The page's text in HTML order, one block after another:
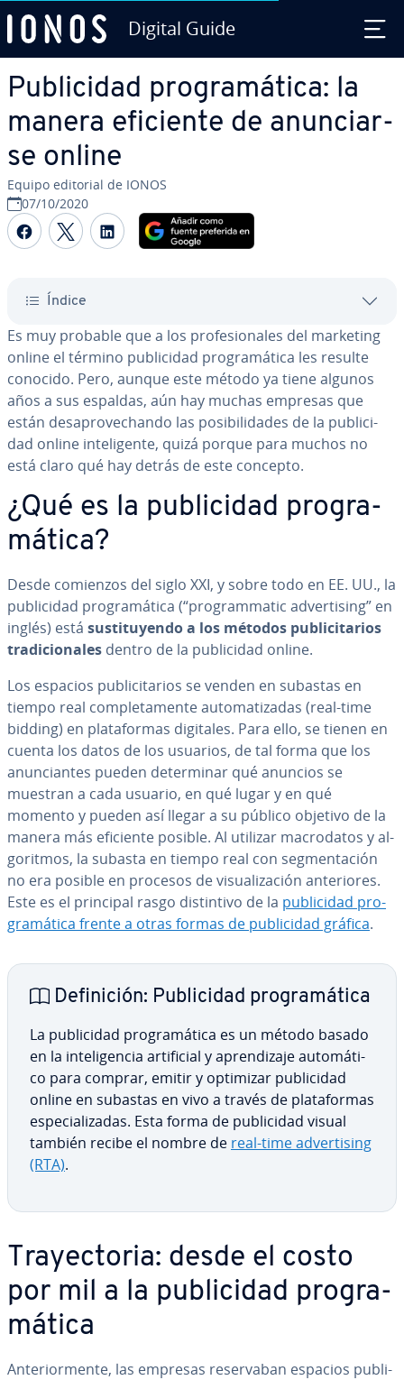
Digital Guide
Pu­bli­ci­dad pro­gra­má­ti­ca: la
manera eficiente de anu­n­ciar­
se online
Equipo editorial de IONOS
07/10/2020
Compartir Facebook
Compartir Twitter
Compartir LinkedIn
Índice
Es muy probable que a los pro­fe­sio­na­les del marketing
online el término pu­bli­ci­dad pro­gra­má­ti­ca les resulte
conocido. Pero, aunque este método ya tiene algunos
años a sus espaldas, aún hay muchas empresas que
están des­apro­ve­cha­n­do las po­si­bi­li­da­des de la pu­bli­ci­
dad online in­te­li­ge­n­te, quizá porque para muchos no
está claro qué hay detrás de este concepto.
¿Qué es la pu­bli­ci­dad pro­gra­
má­ti­ca?
Desde comienzos del siglo XXI, y sobre todo en EE. UU., la
pu­bli­ci­dad pro­gra­má­ti­ca (“pro­gra­m­ma­tic ad­ve­r­ti­si­ng” en
inglés) está su­s­ti­tu­ye­n­do a los métodos pu­bli­ci­ta­rios
tra­di­cio­na­les dentro de la pu­bli­ci­dad online.
Los espacios pu­bli­ci­ta­rios se venden en subastas en
tiempo real co­m­ple­ta­me­n­te au­to­ma­ti­za­das (real-time
bidding) en pla­ta­fo­r­mas digitales. Para ello, se tienen en
cuenta los datos de los usuarios, de tal forma que los
anu­n­cia­n­tes pueden de­te­r­mi­nar qué anuncios se
muestran a cada usuario, en qué lugar y en qué
momento y pueden así llegar a su público objetivo de la
manera más eficiente posible. Al utilizar ma­cro­da­tos y al­
go­ri­t­mos, la subasta en tiempo real con se­g­me­n­ta­ción
no era posible en procesos de vi­sua­li­za­ción an­te­rio­res.
Este es el principal rasgo di­s­ti­n­ti­vo de la pu­bli­ci­dad pro­
gra­má­ti­ca frente a otras formas de pu­bli­ci­dad gráfica.
De­fi­ni­ción: Pu­bli­ci­dad pro­gra­má­ti­ca
La pu­bli­ci­dad pro­gra­má­ti­ca es un método basado
en la in­te­li­ge­n­cia ar­ti­fi­cial y apre­n­di­za­je au­to­má­ti­
co para comprar, emitir y optimizar pu­bli­ci­dad
online en subastas en vivo a través de pla­ta­fo­r­mas
es­pe­cia­li­za­das. Esta forma de pu­bli­ci­dad visual
también recibe el nombre de real-time ad­ve­r­ti­si­ng
(RTA).
Tra­ye­c­to­ria: desde el costo
por mil a la pu­bli­ci­dad pro­gra­
má­ti­ca
An­te­rio­r­me­n­te, las empresas re­se­r­va­ban espacios pu­bli­